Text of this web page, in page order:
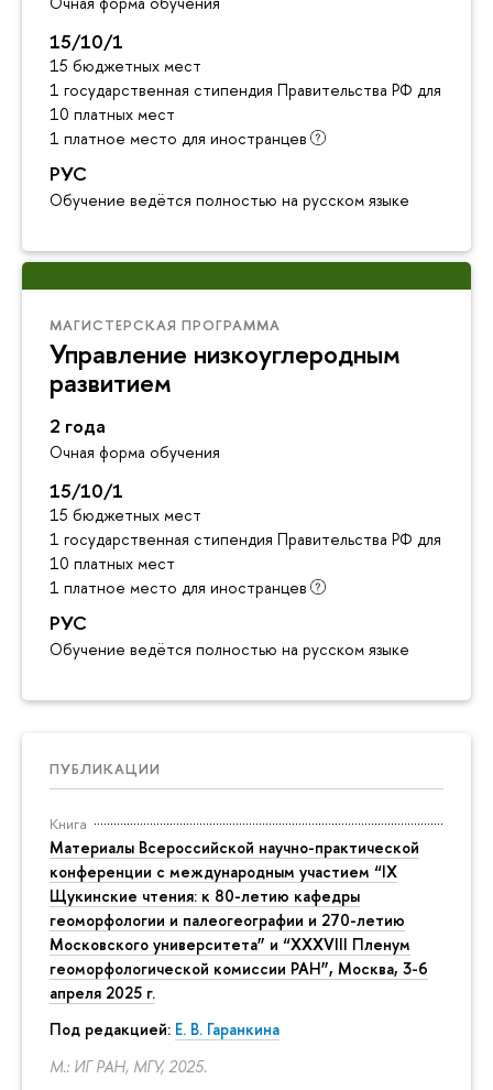
15/10/1
15 бюджетных мест
1 государственная стипендия Правительства РФ для
10 платных мест
1 платное место для иностранцев
РУС
Обучение ведётся полностью на русском языке
МАГИСТЕРСКАЯ ПРОГРАММА
Управление низкоуглеродным
развитием
2 года
Очная форма обучения
15/10/1
15 бюджетных мест
1 государственная стипендия Правительства РФ для
10 платных мест
1 платное место для иностранцев
РУС
Обучение ведётся полностью на русском языке
ПУБЛИКАЦИИ
Книга
Материалы Всероссийской научно-практической
конференции с международным участием “IX
Щукинские чтения: к 80-летию кафедры
геоморфологии и палеогеографии и 270-летию
Московского университета” и “XXXVIII Пленум
геоморфологической комиссии РАН”, Москва, 3-6
апреля 2025 г.
Под редакцией: Е. В. Гаранкина
М.: ИГ РАН, МГУ, 2025.